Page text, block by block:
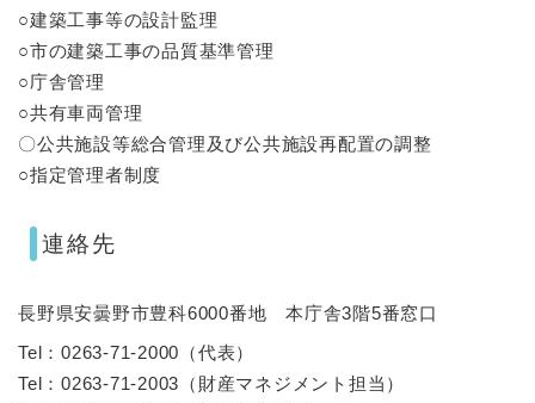
○建築工事等の設計監理
○市の建築工事の品質基準管理
○庁舎管理
○共有車両管理
〇公共施設等総合管理及び公共施設再配置の調整
○指定管理者制度
連絡先
長野県安曇野市豊科6000番地 本庁舎3階5番窓口
Tel：0263-71-2000 （代表）
Tel：0263-71-2003 （ 財産マネジメント担当 ）